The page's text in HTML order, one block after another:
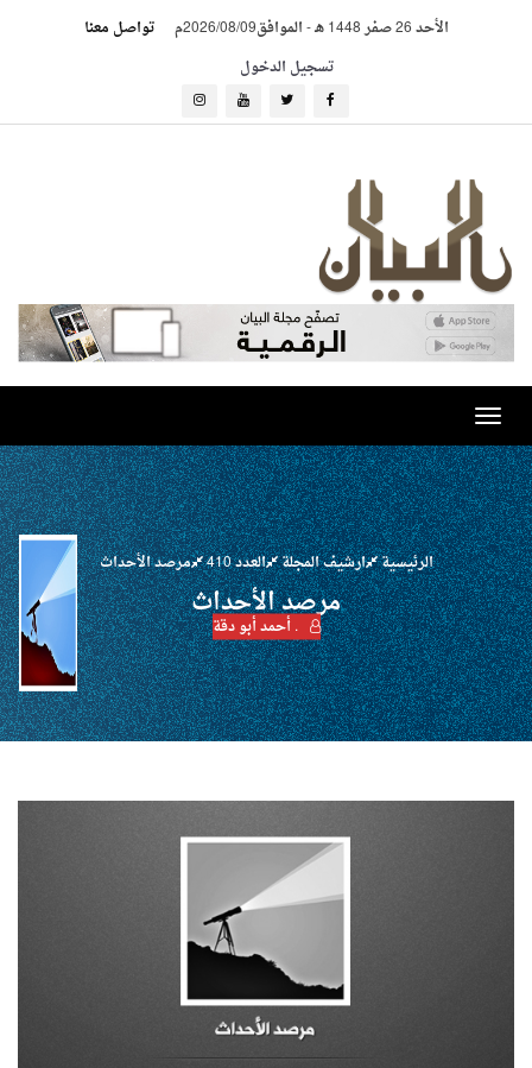
الأحد 26 صفر 1448 هـ -الموافق2026/08/09م
تواصل معنا
تسجيل الدخول
Toggle
navigation
الرئيسية ارشيف المجلة العدد 410 مرصد الأحداث
مرصد الأحداث
. أحمد أبو دقة